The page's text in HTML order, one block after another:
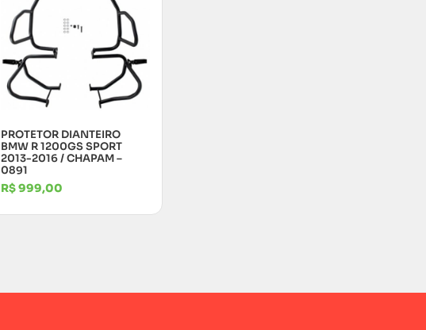
PROTETOR DIANTEIRO
BMW R 1200GS SPORT
2013-2016 / CHAPAM –
0891
R$999,00